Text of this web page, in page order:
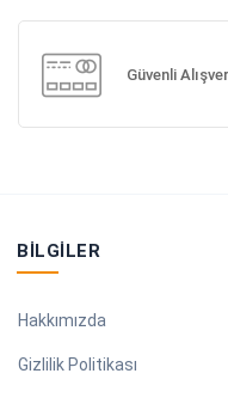
Güvenli
BILGILER
Hakkımızda
Gizlilik Politikası